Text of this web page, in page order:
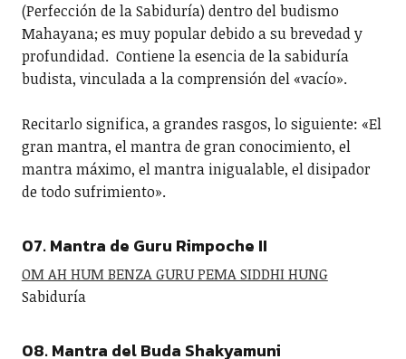
(Perfección de la Sabiduría) dentro del budismo
Mahayana; es muy popular debido a su brevedad y
profundidad. Contiene la esencia de la sabiduría
budista, vinculada a la comprensión del «vacío».
Recitarlo significa, a grandes rasgos, lo siguiente: «El
gran mantra, el mantra de gran conocimiento, el
mantra máximo, el mantra inigualable, el disipador
de todo sufrimiento».
07. Mantra de Guru Rimpoche II
OM AH HUM BENZA GURU PEMA SIDDHI HUNG
Sabiduría
08. Mantra del Buda Shakyamuni